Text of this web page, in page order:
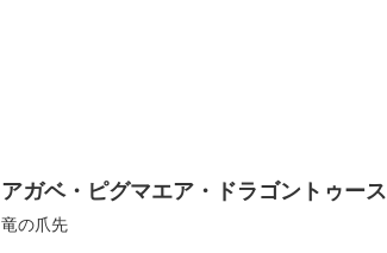
アガベ・ピグマエア・ドラゴントゥース
竜の爪先